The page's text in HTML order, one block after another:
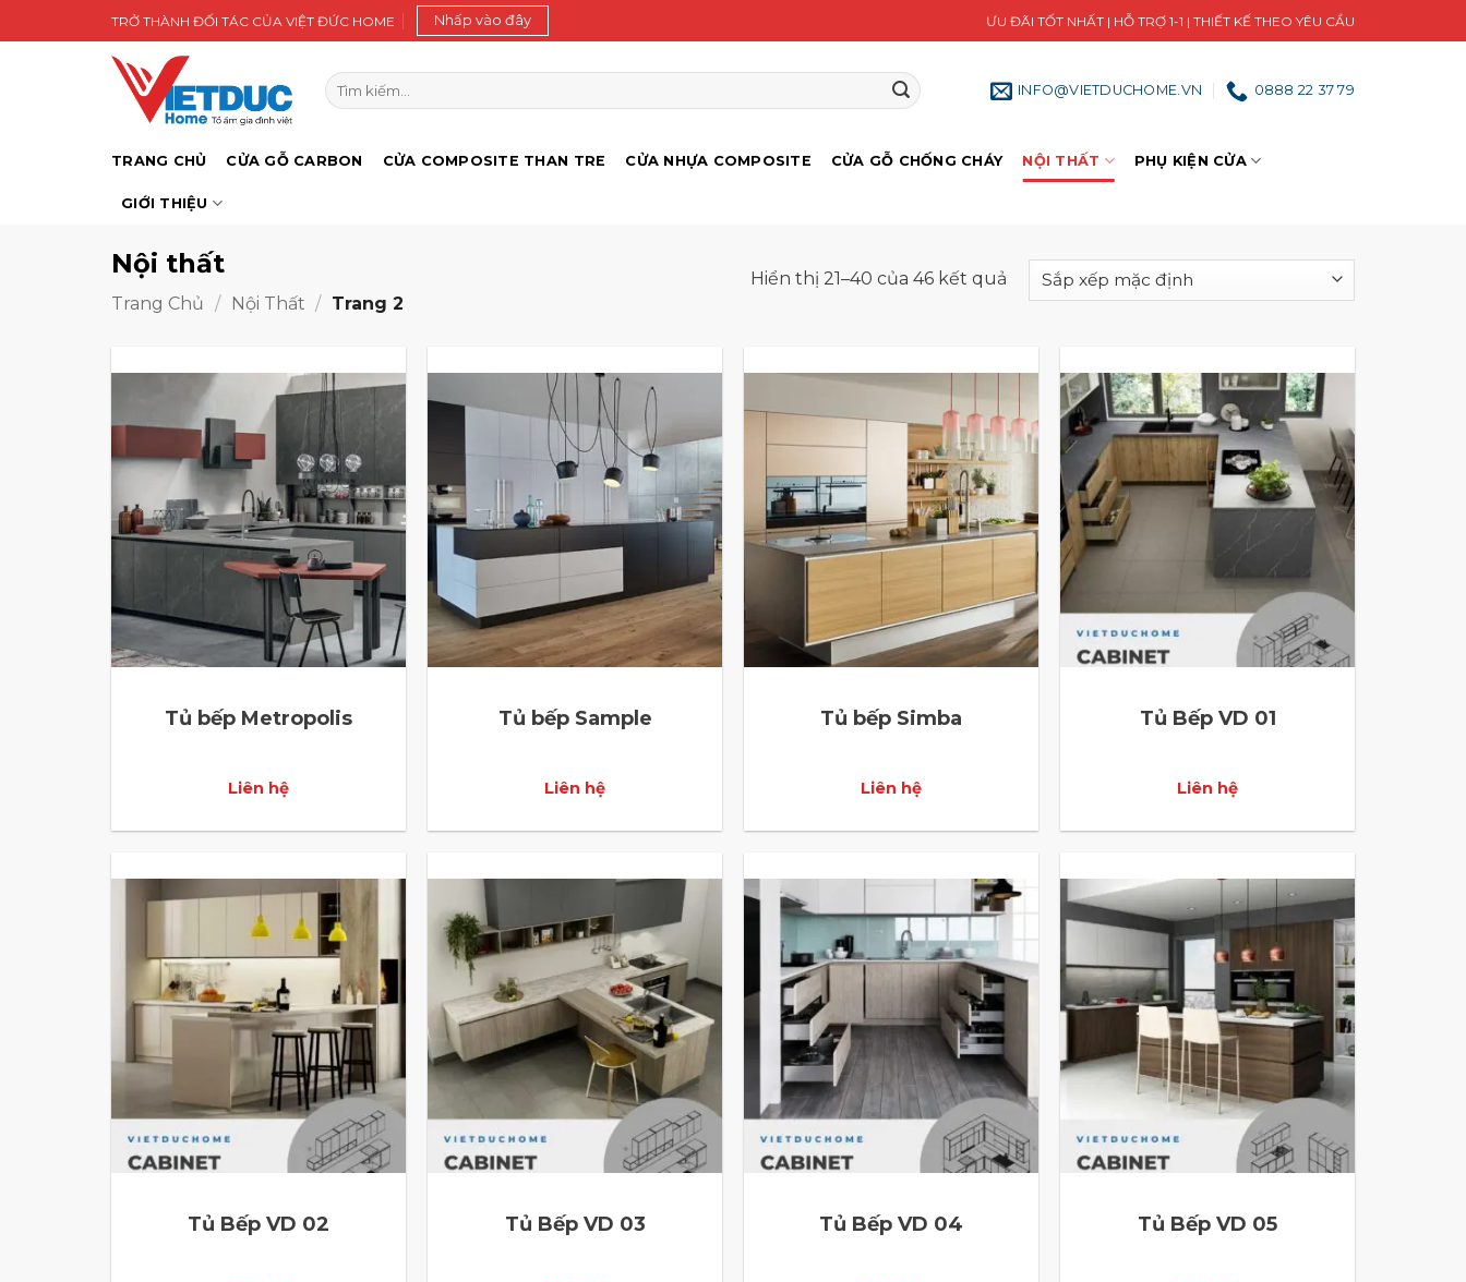
qua
TRỞ THÀNH ĐỐI TÁC CỦA VIỆT ĐỨC HOME Nhấp vào đây ƯU ĐÃI TỐT NHẤT | HỖ TRỢ 1-1 | THIẾT KẾ THEO YÊU CẦU
Tìm
kiếm:
INFO@VIETDUCHOME.VN 0888 22 37 79
TRANG CHỦ CỬA GỖ CARBON CỬA COMPOSITE THAN TRE CỬA NHỰA COMPOSITE CỬA GỖ CHỐNG CHÁY NỘI THẤT PHỤ KIỆN CỬA
GIỚI THIỆU
Nội thất
Trang Chủ / Nội Thất / Trang 2
Hiển thị 21–40 của 46 kết quả
Tủ bếp Metropolis
Liên hệ
Tủ bếp Sample
Liên hệ
Tủ bếp Simba
Liên hệ
Tủ Bếp VD 01
Liên hệ
Tủ Bếp VD 02 Tủ Bếp VD 03 Tủ Bếp VD 04 Tủ Bếp VD 05